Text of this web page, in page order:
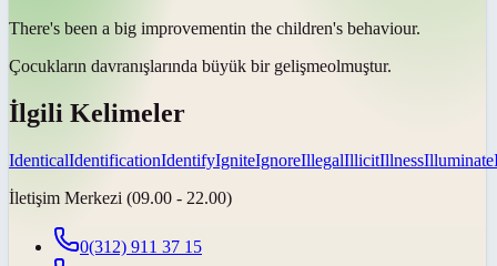
There's been a big improvementin the children's behaviour.
Çocukların davranışlarında büyük bir gelişmeolmuştur.
İlgili Kelimeler
IdenticalIdentificationIdentifyIgniteIgnoreIllegalIllicitIllnessIlluminate
İletişim Merkezi (09.00 - 22.00)
0(312) 911 37 15